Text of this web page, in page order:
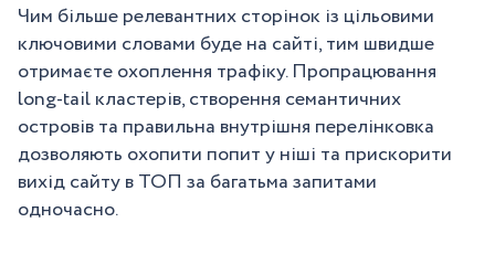
Чим більше релевантних сторінок із цільовими
ключовими словами буде на сайті, тим швидше
отримаєте охоплення трафіку. Пропрацювання
long-tail кластерів, створення семантичних
островів та правильна внутрішня перелінковка
дозволяють охопити попит у ніші та прискорити
вихід сайту в ТОП за багатьма запитами
одночасно.